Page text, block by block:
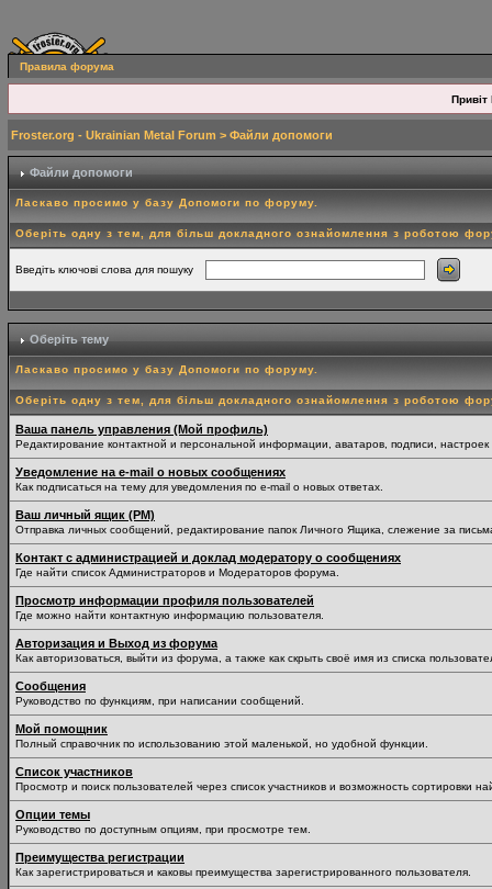
Правила форума
Привіт
Froster.org - Ukrainian Metal Forum > Файли допомоги
Файли допомоги
Ласкаво просимо у базу Допомоги по форуму.
Оберіть одну з тем, для більш докладного ознайомлення з роботою
Введіть ключові слова для пошуку
Оберіть тему
Ласкаво просимо у базу Допомоги по форуму.
Оберіть одну з тем, для більш докладного ознайомлення з роботою
Ваша панель управления (Мой профиль)
Редактирование контактной и персональной информации, аватаров, подписи,
Уведомление на e-mail о новых сообщениях
Как подписаться на тему для уведомления по e-mail о новых ответах.
Ваш личный ящик (PM)
Отправка личных сообщений, редактирование папок Личного Ящика, слежение за
Контакт с администрацией и доклад модератору о сообщениях
Где найти список Администраторов и Модераторов форума.
Просмотр информации профиля пользователей
Где можно найти контактную информацию пользователя.
Авторизация и Выход из форума
Как авторизоваться, выйти из форума, а также как скрыть своё имя из списка
Сообщения
Руководство по функциям, при написании сообщений.
Мой помощник
Полный справочник по использованию этой маленькой, но удобной функции.
Список участников
Просмотр и поиск пользователей через список участников и возможность сортировки
Опции темы
Руководство по доступным опциям, при просмотре тем.
Преимущества регистрации
Как зарегистрироваться и каковы преимущества зарегистрированного пользователя.